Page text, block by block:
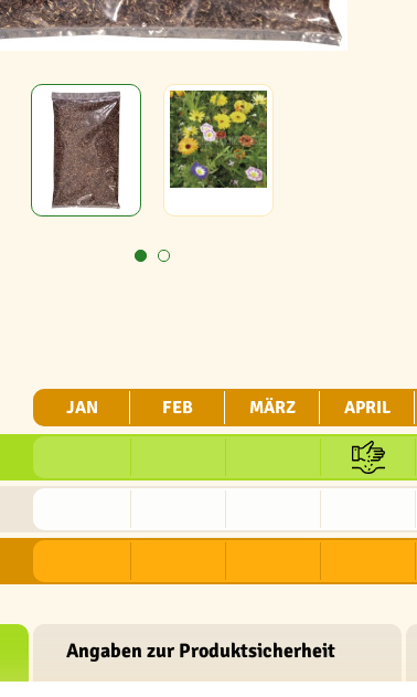
JAN FEB MÄRZ APRIL
Angaben zur Produktsicherheit